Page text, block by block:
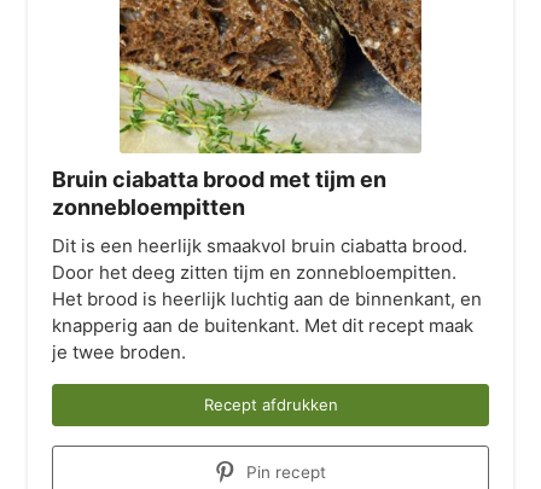
Bruin ciabatta brood met tijm en
zonnebloempitten
Dit is een heerlijk smaakvol bruin ciabatta brood.
Door het deeg zitten tijm en zonnebloempitten.
Het brood is heerlijk luchtig aan de binnenkant, en
knapperig aan de buitenkant. Met dit recept maak
je twee broden.
Recept afdrukken
Pin recept